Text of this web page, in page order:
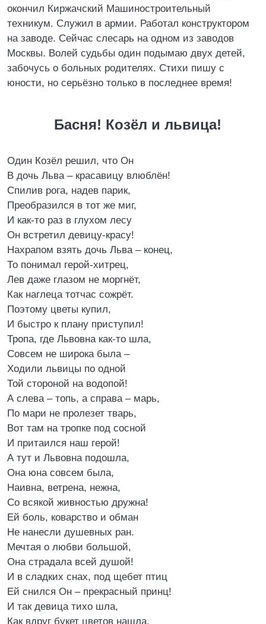
окончил Киржачский Машиностроительный
техникум. Служил в армии. Работал конструктором
на заводе. Сейчас слесарь на одном из заводов
Москвы. Волей судьбы один подымаю двух детей,
забочусь о больных родителях. Стихи пишу с
юности, но серьёзно только в последнее время!
Басня! Козёл и львица!
Один Козёл решил, что Он
В дочь Льва – красавицу влюблён!
Спилив рога, надев парик,
Преобразился в тот же миг,
И как-то раз в глухом лесу
Он встретил девицу-красу!
Нахрапом взять дочь Льва – конец,
То понимал герой-хитрец,
Лев даже глазом не моргнёт,
Как наглеца тотчас сожрёт.
Поэтому цветы купил,
И быстро к плану приступил!
Тропа, где Львовна как-то шла,
Совсем не широка была –
Ходили львицы по одной
Той стороной на водопой!
А слева – топь, а справа – марь,
По мари не пролезет тварь,
Вот там на тропке под сосной
И притаился наш герой!
А тут и Львовна подошла,
Она юна совсем была,
Наивна, ветрена, нежна,
Со всякой живностью дружна!
Ей боль, коварство и обман
Не нанесли душевных ран.
Мечтая о любви большой,
Она страдала всей душой!
И в сладких снах, под щебет птиц
Ей снился Он – прекрасный принц!
И так девица тихо шла,
Как вдруг букет цветов нашла,